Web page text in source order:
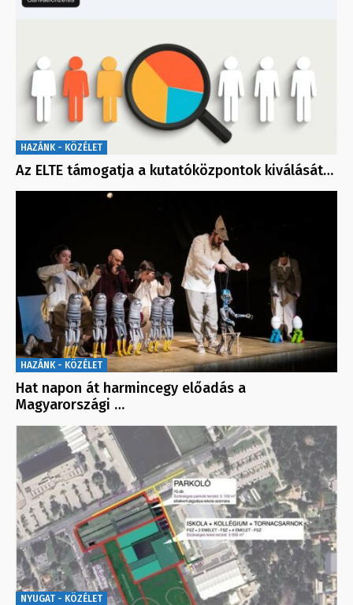
HAZÁNK - KÖZÉLET
Az ELTE támogatja a kutatóközpontok kiválását…
HAZÁNK - KÖZÉLET
Hat napon át harmincegy előadás a
Magyarországi …
NYUGAT - KÖZÉLET